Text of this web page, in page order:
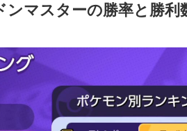
ンマスターの勝率と勝利